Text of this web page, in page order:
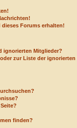
dieses Forums erhalten!
ignorierten Mitglieder?
zur Liste der
finden?